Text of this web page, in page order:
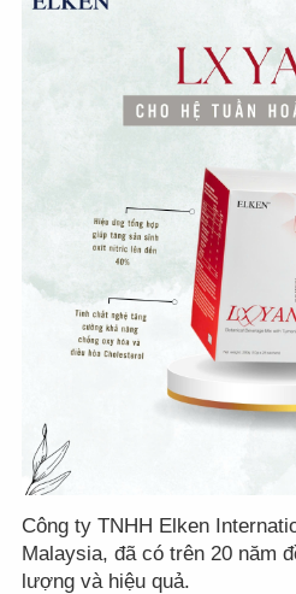
Công ty TNHH Elken
Malaysia, đã có trên 20 năm
lượng và hiệu quả.